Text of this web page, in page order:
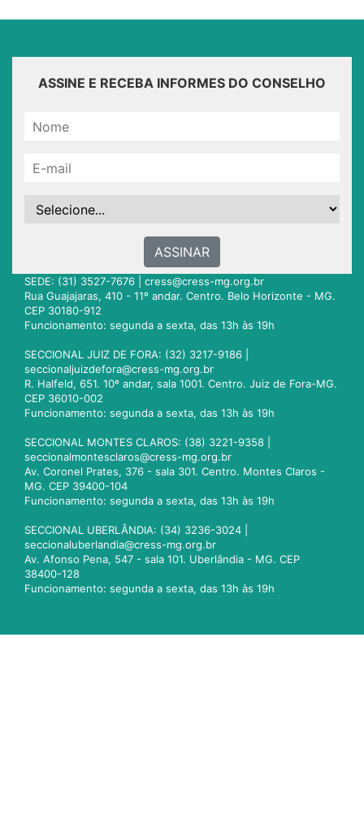
ASSINE E RECEBA INFORMES DO CONSELHO
ASSINAR
SEDE: (31) 3527-7676 | cress@cress-mg.org.br
Rua Guajajaras, 410 - 11º andar. Centro. Belo Horizonte - MG.
CEP 30180-912
Funcionamento: segunda a sexta, das 13h às 19h
SECCIONAL JUIZ DE FORA: (32) 3217-9186 |
seccionaljuizdefora@cress-mg.org.br
R. Halfeld, 651. 10º andar, sala 1001. Centro. Juiz de Fora-MG.
CEP 36010-002
Funcionamento: segunda a sexta, das 13h às 19h
SECCIONAL MONTES CLAROS: (38) 3221-9358 |
seccionalmontesclaros@cress-mg.org.br
Av. Coronel Prates, 376 - sala 301. Centro. Montes Claros -
MG. CEP 39400-104
Funcionamento: segunda a sexta, das 13h às 19h
SECCIONAL UBERLÂNDIA: (34) 3236-3024 |
seccionaluberlandia@cress-mg.org.br
Av. Afonso Pena, 547 - sala 101. Uberlândia - MG. CEP
38400-128
Funcionamento: segunda a sexta, das 13h às 19h